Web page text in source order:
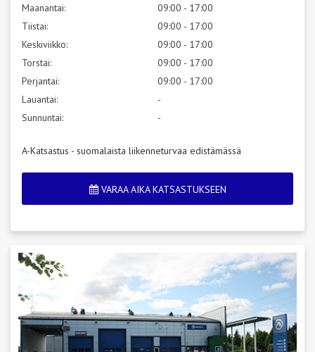
Maanantai:
09:00 - 17:00
Tiistai:
09:00 - 17:00
Keskiviikko:
09:00 - 17:00
Torstai:
09:00 - 17:00
Perjantai:
09:00 - 17:00
Lauantai:
-
Sunnuntai:
-
A-Katsastus - suomalaista liikenneturvaa edistämässä
VARAA AIKA KATSASTUKSEEN